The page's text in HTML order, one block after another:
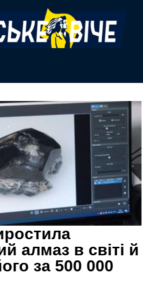
алмаз в світі й
за 500 000